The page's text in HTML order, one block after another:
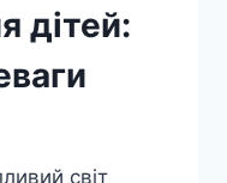
дітей:
світ